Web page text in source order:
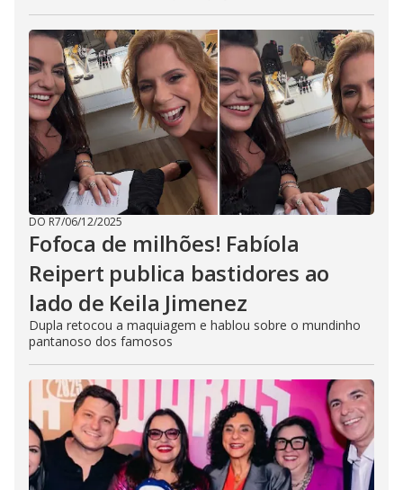
DO R7/06/12/2025
Fofoca de milhões! Fabíola
Reipert publica bastidores ao
lado de Keila Jimenez
Dupla retocou a maquiagem e hablou sobre o mundinho
pantanoso dos famosos